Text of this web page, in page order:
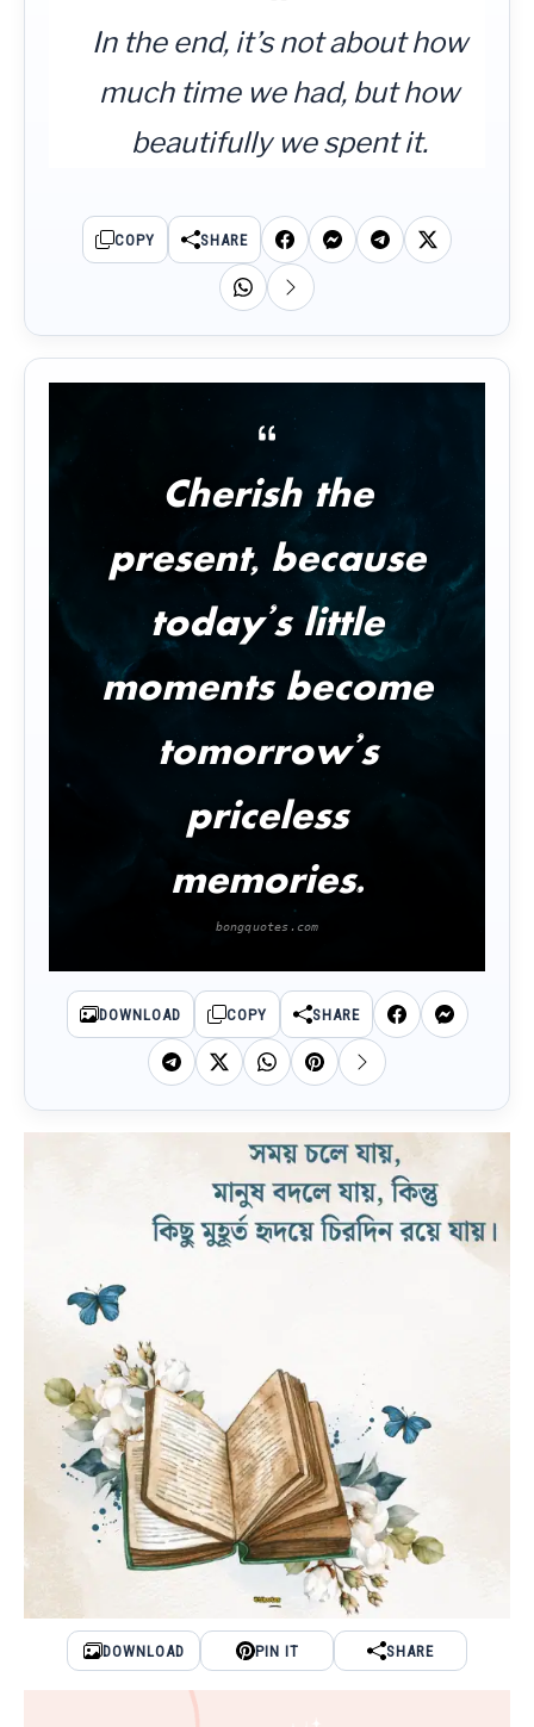
In the end, it’s not about how
much time we had, but how
beautifully we spent it.
COPY SHARE
Cherish the
present, because
today’s little
moments become
tomorrow’s
priceless
memories.
DOWNLOAD COPY SHARE
DOWNLOAD PIN IT SHARE